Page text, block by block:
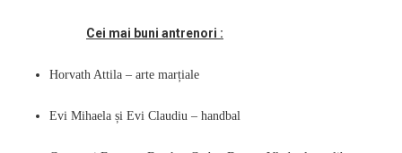
Cei mai buni antrenori :
Horvath Attila – arte marțiale
Evi Mihaela și Evi Claudiu – handbal